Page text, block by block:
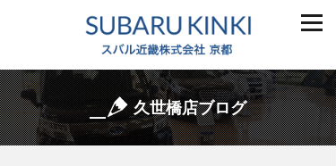
久世橋店ブログ